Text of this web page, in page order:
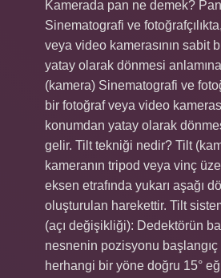
Kamerada pan ne demek?
Sinematografi ve
veya video kamerasının sabit
yatay olarak dönmesi
(kamera) Sinematografi ve
bir fotoğraf veya video
konumdan yatay olarak
gelir. Tilt tekniği nedir? Tilt
kameranın tripod veya vinç
eksen etrafında yukarı aşağı
oluşturulan harekettir. Tilt
(açı değişikliği): Dedektörün
nesnenin pozisyonu
herhangi bir yöne doğru 15°